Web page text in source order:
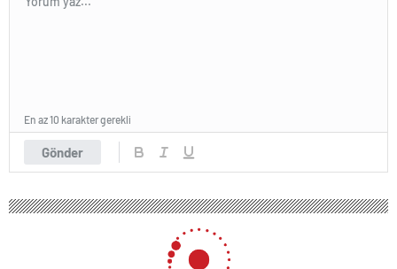
Gönder
En az 10 karakter gerekli